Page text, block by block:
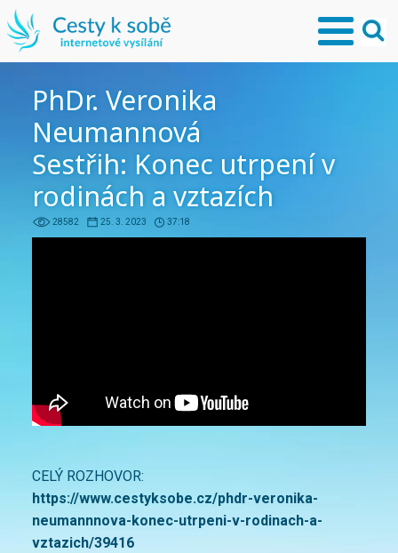
PhDr. Veronika
Neumannová
Sestřih: Konec utrpení v
rodinách a vztazích
28582 25. 3. 2023 37:18
CELÝ ROZHOVOR:
https://www.cestyksobe.cz/phdr-veronika-
neumannnova-konec-utrpeni-v-rodinach-a-
vztazich/39416